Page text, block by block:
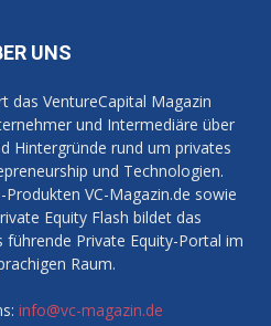
UNS
das VentureCapital Magazin
und Intermediäre über
Hintergründe rund um privates
und Technologien.
VC-Magazin.de sowie
Equity Flash bildet das
führende Private Equity-Portal im
Raum.
info@vc-magazin.de